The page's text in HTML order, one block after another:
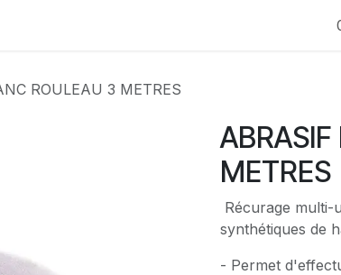
ROULEAU 3 METRES
METRES
Récurage multi-
synthétiques de
- Permet